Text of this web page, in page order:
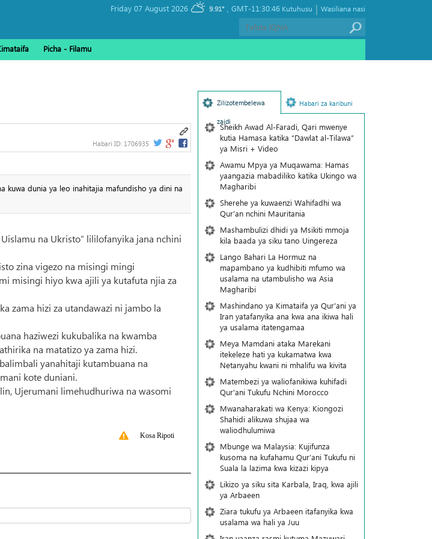
GMT-11:30:46
9.91° Wasiliana nasi
|
Kutuhusu
Picha‎ - Filamu‎
Habari ID: 1706935
kuwa dunia ya leo inahitajia mafundisho ya dini na
na Ukristo” lililofanyika jana nchini
zina vigezo na misingi mingi
misingi hiyo kwa ajili ya kutafuta njia za
zama hizi za utandawazi ni jambo la
haziwezi kukubalika na kwamba
na matatizo ya zama hizi.
yanahitaji kutambuana na
kote duniani.
Ujerumani limehudhuriwa na wasomi
Kosa Ripoti
Zilizotembelewa
zaidi
Habari za karibuni
Sheikh Awad Al-Faradi, Qari mwenye
kutia Hamasa katika “Dawlat al-Tilawa”
ya Misri + Video
Awamu Mpya ya Muqawama: Hamas
yaangazia mabadiliko katika Ukingo wa
Magharibi
Sherehe ya kuwaenzi Wahifadhi wa
Qur'an nchini Mauritania
Mashambulizi dhidi ya Msikiti mmoja
kila baada ya siku tano Uingereza
Lango Bahari La Hormuz na
mapambano ya kudhibiti mfumo wa
usalama na utambulisho wa Asia
Magharibi
Mashindano ya Kimataifa ya Qur'ani ya
Iran yatafanyika ana kwa ana ikiwa hali
ya usalama itatengamaa
Meya Mamdani ataka Marekani
itekeleze hati ya kukamatwa kwa
Netanyahu kwani ni mhalifu wa kivita
Matembezi ya waliofanikiwa kuhifadi
Qur'ani Tukufu Nchini Morocco
Mwanaharakati wa Kenya: Kiongozi
Shahidi alikuwa shujaa wa
waliodhulumiwa
Mbunge wa Malaysia: Kujifunza
kusoma na kufahamu Qur’ani Tukufu ni
Suala la lazima kwa kizazi kipya
Likizo ya siku sita Karbala, Iraq, kwa ajili
ya Arbaeen
Ziara tukufu ya Arbaeen itafanyika kwa
usalama wa hali ya Juu